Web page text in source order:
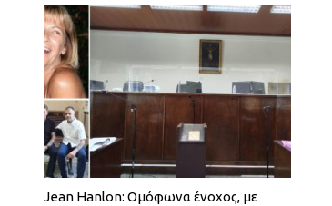
Jean Hanlon: Ομόφωνα ένοχος, με